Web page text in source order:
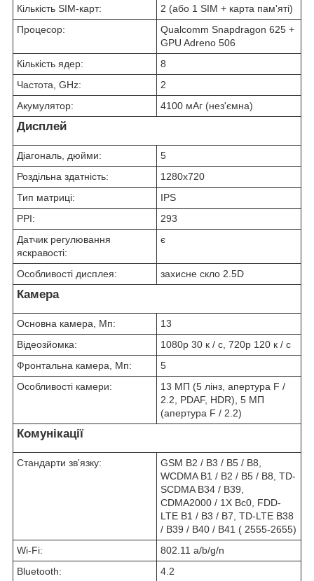
Кількість SIM-карт:
2 (або 1 SIM + карта пам'яті)
Процесор:
Qualcomm Snapdragon 625 +
GPU Adreno 506
Кількість ядер:
8
Частота, GHz:
2
Акумулятор:
4100 мАг (нез'ємна)
Дисплей
Діагональ, дюйми:
5
Роздільна здатність:
1280х720
Тип матриці:
IPS
PPI:
293
Датчик регулювання
яскравості:
є
Особливості дисплея: захисне скло 2.5D
Камера
Основна камера, Мп:
13
Відеозйомка:
1080p 30 к / с, 720p 120 к / с
Фронтальна камера, Мп:
5
Особливості камери:
13 МП (5 лінз, апертура F /
2.2, PDAF, HDR), 5 МП
(апертура F / 2.2)
Комунікації
Стандарти зв'язку:
GSM B2 / B3 / B5 / B8,
WCDMA B1 / B2 / B5 / B8, TD-
SCDMA B34 / B39,
CDMA2000 / 1X Bc0, FDD-
LTE B1 / B3 / B7, TD-LTE B38
/ B39 / B40 / B41 ( 2555-2655)
Wi-Fi:
802.11 a/b/g/n
Bluetooth:
4.2